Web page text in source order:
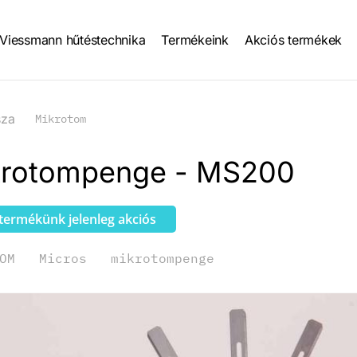
Viessmann hűtéstechnika Termékeink Akciós termékek
Mikrotom
- MS200
jelenleg akciós
Micros mikrotompenge